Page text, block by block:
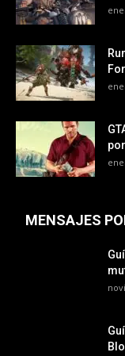
MENSAJES